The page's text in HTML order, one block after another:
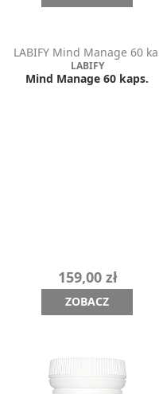
LABIFY
Mind Manage 60 kaps.
159,00 zł
ZOBACZ